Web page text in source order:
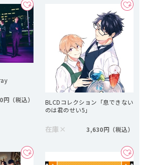
円
BLCDコレクション「息できない
のは君のせい5」
在庫 × 3,630円